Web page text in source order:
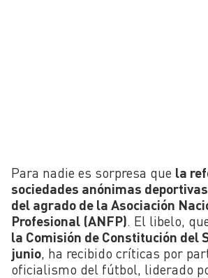
Para nadie es sorpresa que la
sociedades anónimas deportivas
del agrado de la Asociación
Profesional (ANFP) . El libelo,
la Comisión de Constitución del
junio , ha recibido críticas por
oficialismo del fútbol, liderado